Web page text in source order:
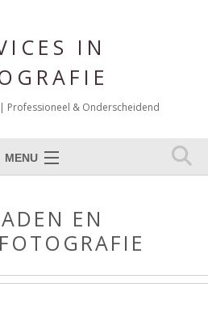
IN
Professioneel & Onderscheidend
MENU
EN